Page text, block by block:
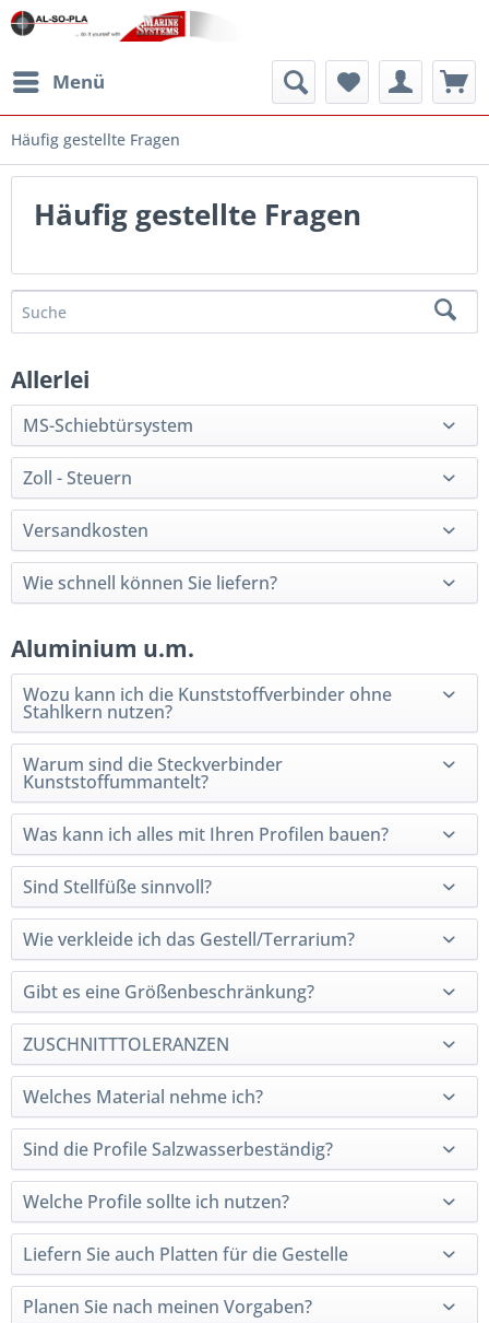
Menü
Häufig gestellte Fragen
Häufig gestellte Fragen
Allerlei
MS-Schiebtürsystem
Zoll - Steuern
Versandkosten
Wie schnell können Sie liefern?
Aluminium u.m.
Wozu kann ich die Kunststoffverbinder ohne
Stahlkern nutzen?
Warum sind die Steckverbinder
Kunststoffummantelt?
Was kann ich alles mit Ihren Profilen bauen?
Sind Stellfüße sinnvoll?
Wie verkleide ich das Gestell/Terrarium?
Gibt es eine Größenbeschränkung?
ZUSCHNITTTOLERANZEN
Welches Material nehme ich?
Sind die Profile Salzwasserbeständig?
Welche Profile sollte ich nutzen?
Liefern Sie auch Platten für die Gestelle
Planen Sie nach meinen Vorgaben?